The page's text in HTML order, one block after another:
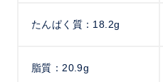
たんぱく質：18.2g
脂質：20.9g